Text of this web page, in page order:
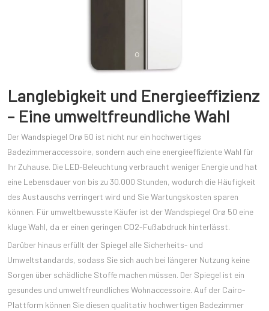
Langlebigkeit und Energieeffizienz
– Eine umweltfreundliche Wahl
Der Wandspiegel Orø 50 ist nicht nur ein hochwertiges
Badezimmeraccessoire, sondern auch eine energieeffiziente Wahl für
Ihr Zuhause. Die LED-Beleuchtung verbraucht weniger Energie und hat
eine Lebensdauer von bis zu 30.000 Stunden, wodurch die Häufigkeit
des Austauschs verringert wird und Sie Wartungskosten sparen
können. Für umweltbewusste Käufer ist der Wandspiegel Orø 50 eine
kluge Wahl, da er einen geringen CO2-Fußabdruck hinterlässt.
Darüber hinaus erfüllt der Spiegel alle Sicherheits- und
Umweltstandards, sodass Sie sich auch bei längerer Nutzung keine
Sorgen über schädliche Stoffe machen müssen. Der Spiegel ist ein
gesundes und umweltfreundliches Wohnaccessoire. Auf der Cairo-
Plattform können Sie diesen qualitativ hochwertigen Badezimmer